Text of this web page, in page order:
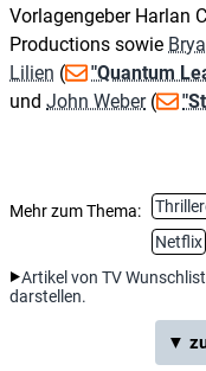
Vorlagengeber Harlan
Productions sowie
Lilien ( "Quantum
und John Weber(
Mehr zum Thema:
Netflix
Artikel von TV
darstellen.
▼